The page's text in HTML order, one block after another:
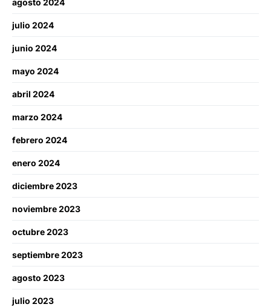
julio 2024
junio 2024
mayo 2024
abril 2024
marzo 2024
febrero 2024
enero 2024
diciembre 2023
noviembre 2023
octubre 2023
septiembre 2023
agosto 2023
julio 2023